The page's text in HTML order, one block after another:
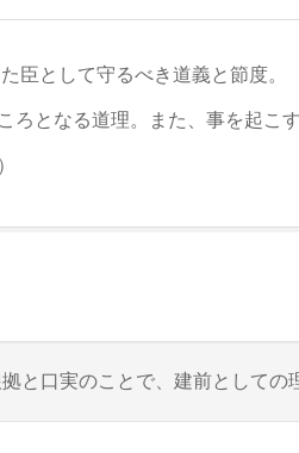
臣として守るべき道義と節度。
ろとなる道理。また、事を起こ
拠と口実のことで、建前としての